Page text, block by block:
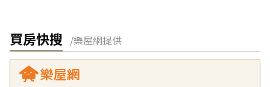
買房快搜 /樂屋網提供